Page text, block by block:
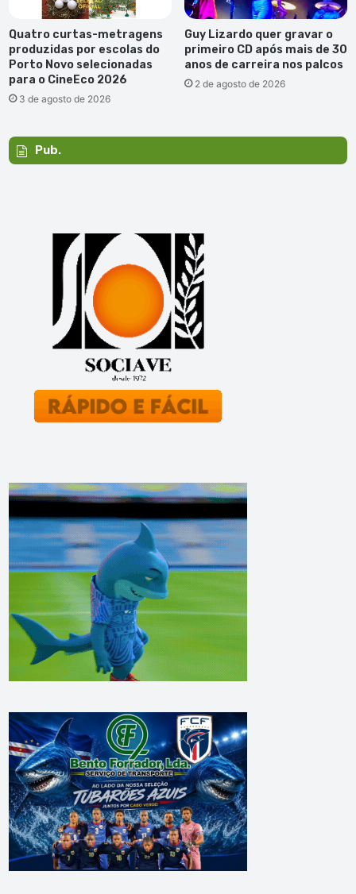
Quatro curtas-metragens
produzidas por escolas do
Porto Novo selecionadas
para o CineEco 2026
3 de agosto de 2026
Guy Lizardo quer gravar o
primeiro CD após mais de 30
anos de carreira nos palcos
2 de agosto de 2026
Pub.